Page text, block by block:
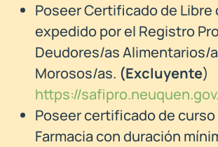
Poseer Certificado de Libre
expedido por el Registro
Deudores/as Alimentarios/
Morosos/as. (Excluyente)
https://
Poseer certificado de curso
Farmacia con duración